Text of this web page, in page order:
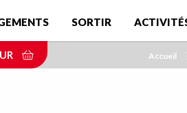
SORTIR
Accueil